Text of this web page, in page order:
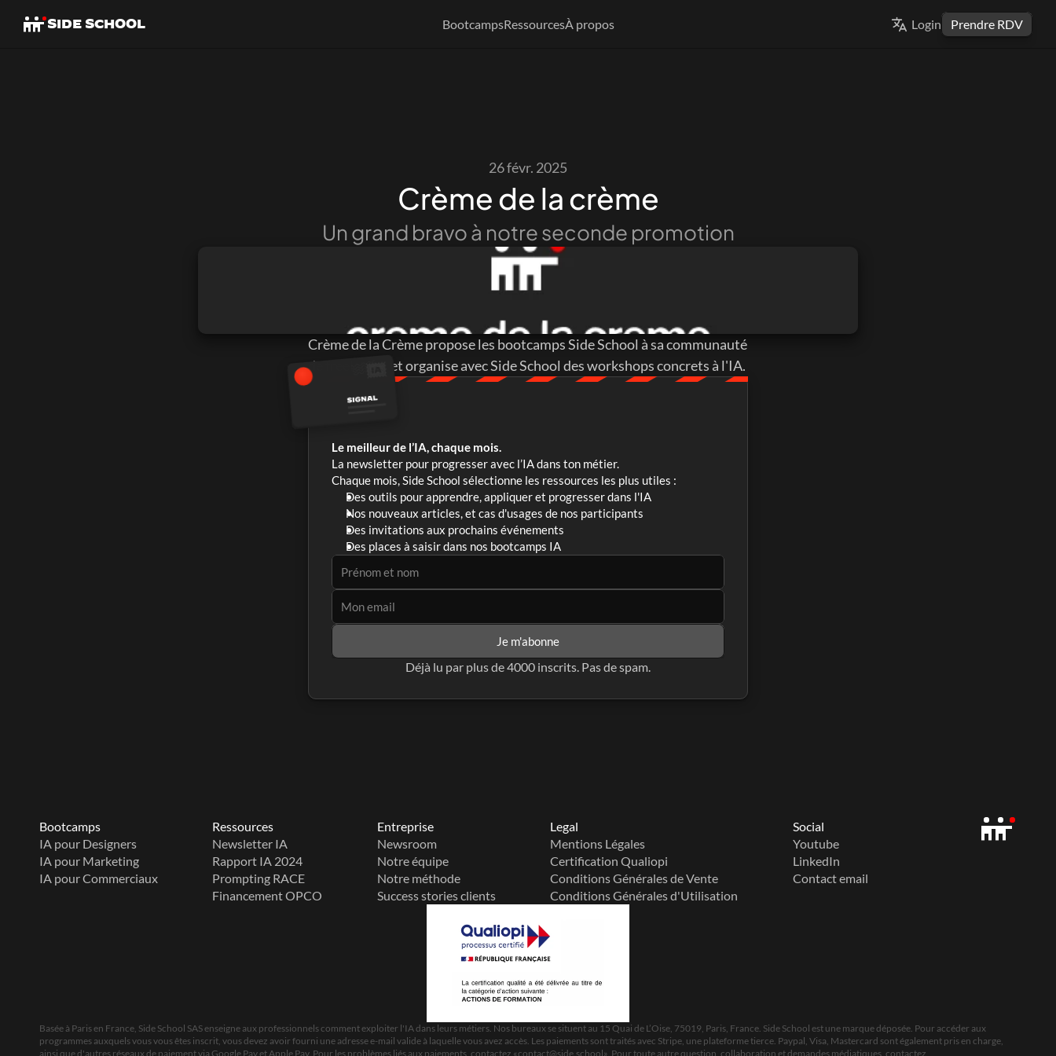
26 févr. 2025
Crème de la crème
Un grand bravo à notre seconde promotion
Crème de la Crème propose les bootcamps Side School à sa communauté
de freelances et organise avec Side School des workshops concrets à l'IA.
Le meilleur de l’IA, chaque mois.
La newsletter pour progresser avec l’IA dans ton métier.
Chaque mois, Side School sélectionne les ressources les plus utiles :
Des outils pour apprendre, appliquer et progresser dans l'IA
Nos nouveaux articles, et cas d'usages de nos participants
Des invitations aux prochains événements
Des places à saisir dans nos bootcamps IA
Je m'abonne
Déjà lu par plus de 4000 inscrits. Pas de spam.
SIDE SCHOOL BootcampsRessourcesÀ propos
Select Language
FRENCH
Login Prendre RDV
Bootcamps
IA pour Designers
IA pour Marketing
IA pour Commerciaux
Ressources
Newsletter IA
Rapport IA 2024
Prompting RACE
Financement OPCO
Entreprise
Newsroom
Notre équipe
Notre méthode
Success stories clients
Legal
Mentions Légales
Certification Qualiopi
Conditions Générales de Vente
Conditions Générales d'Utilisation
Social
Youtube
LinkedIn
Contact email
Basée à Paris en France, Side School SAS enseigne aux professionnels comment exploiter l'IA dans leurs métiers. Nos bureaux se situent au 15 Quai de L’Oise, 75019, Paris, France. Side School est une marque déposée. Pour accéder aux
programmes auxquels vous vous êtes inscrit, vous devez avoir fourni une adresse e-mail valide à laquelle vous avez accès. Les paiements sont traités avec Stripe, une plateforme tierce. Paypal, Visa, Mastercard sont également pris en charge,
ainsi que d'autres réseaux de paiement via Google Pay et Apple Pay. Pour les problèmes liés aux paiements, contactez «contact@side.school». Pour toute autre question, collaboration et demandes médiatiques, contactez